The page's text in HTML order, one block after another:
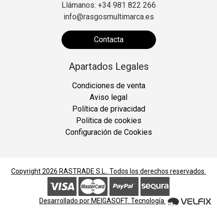
Llámanos: +34 981 822 266
info@rasgosmultimarca.es
Contacta
Apartados Legales
Condiciones de venta
Aviso legal
Política de privacidad
Política de cookies
Configuración de Cookies
Copyright 2026 RASTRADE S.L. . Todos los derechos reservados.
Desarrollado por MEIGASOFT. Tecnología